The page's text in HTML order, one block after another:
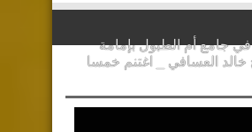
جامع أم الطبول بإمامة
خالد العسافي _ اغتنم خمسا